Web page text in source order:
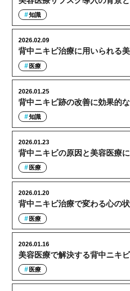
知識
背中ニキビ治療に用いられる
2026.02.09
医療
背中ニキビ跡の改善に効果的
2026.01.25
知識
背中ニキビの原因と美容医療
2026.01.23
医療
背中ニキビ治療で変わる心の
2026.01.20
医療
美容医療で解決する背中ニキ
2026.01.16
医療